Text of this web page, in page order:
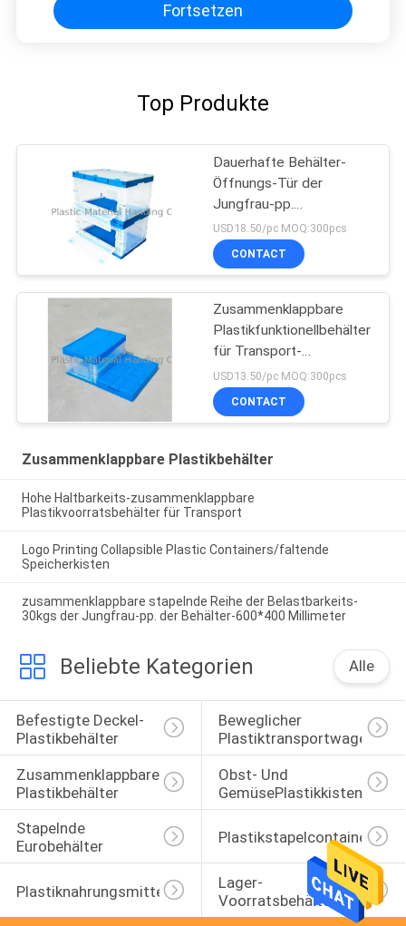
Fortsetzen
Top Produkte
Dauerhafte Behälter-
Öffnungs-Tür der
Jungfrau-pp.
zusammenklappbare
beide Seiten
USD18.50/pc MOQ:300pcs
CONTACT
Zusammenklappbare
Plastikfunktionellbehälter
für Transport-
Schlagzähigkeit
USD13.50/pc MOQ:300pcs
CONTACT
Zusammenklappbare Plastikbehälter
Hohe Haltbarkeits-zusammenklappbare
Plastikvoorratsbehälter für Transport
Logo Printing Collapsible Plastic Containers/faltende
Speicherkisten
zusammenklappbare stapelnde Reihe der Belastbarkeits-
30kgs der Jungfrau-pp. der Behälter-600*400 Millimeter
Beliebte Kategorien Alle
Befestigte Deckel-
Plastikbehälter
Beweglicher
Plastiktransportwagen
Zusammenklappbare
Plastikbehälter
Obst- Und
GemüsePlastikkisten
Stapelnde
Eurobehälter
Plastikstapelcontainer
Plastiknahrungsmittelkisten
Lager-
Voorratsbehälter